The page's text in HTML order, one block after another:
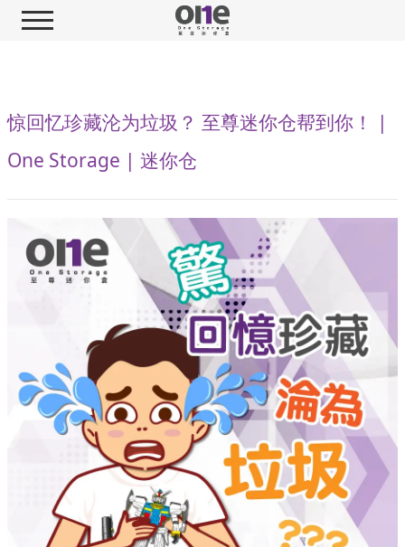
惊回忆珍藏沦为垃圾？ 至尊迷你仓帮到你！ |
One Storage | 迷你仓